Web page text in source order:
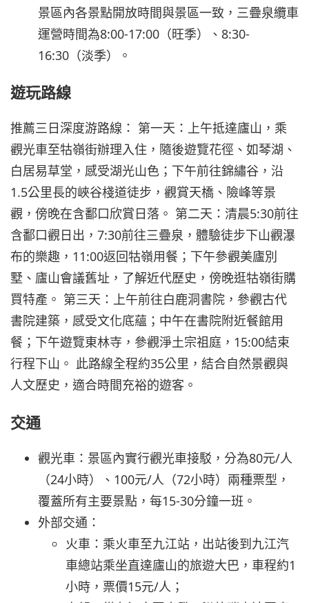
景區內各景點開放時間與景區一致，三疊泉纜車
運營時間為8:00-17:00（旺季）、8:30-
16:30（淡季）。
遊玩路線
推薦三日深度游路線： 第一天：上午抵達廬山，乘
觀光車至牯嶺街辦理入住，隨後遊覽花徑、如琴湖、
白居易草堂，感受湖光山色；下午前往錦繡谷，沿
1.5公里長的峽谷棧道徒步，觀賞天橋、險峰等景
觀，傍晚在含鄱口欣賞日落。 第二天：清晨5:30前往
含鄱口觀日出，7:30前往三疊泉，體驗徒步下山觀瀑
布的樂趣，11:00返回牯嶺用餐；下午參觀美廬別
墅、廬山會議舊址，了解近代歷史，傍晚逛牯嶺街購
買特產。 第三天：上午前往白鹿洞書院，參觀古代
書院建築，感受文化底蘊；中午在書院附近餐館用
餐；下午遊覽東林寺，參觀淨土宗祖庭，15:00結束
行程下山。 此路線全程約35公里，結合自然景觀與
人文歷史，適合時間充裕的遊客。
交通
觀光車：景區內實行觀光車接駁，分為80元/人
（24小時）、100元/人（72小時）兩種票型，
覆蓋所有主要景點，每15-30分鐘一班。
外部交通：
火車：乘火車至九江站，出站後到九江汽
車總站乘坐直達廬山的旅遊大巴，車程約1
小時，票價15元/人；